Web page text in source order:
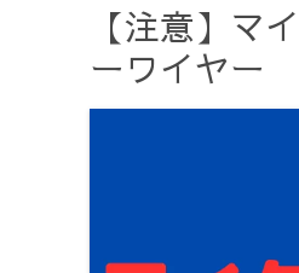
【注意】マ
ーワイヤー